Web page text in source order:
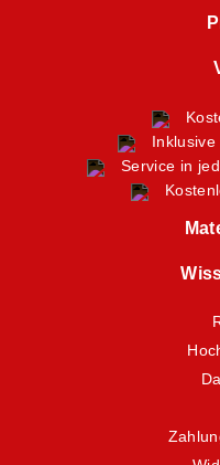
Service in